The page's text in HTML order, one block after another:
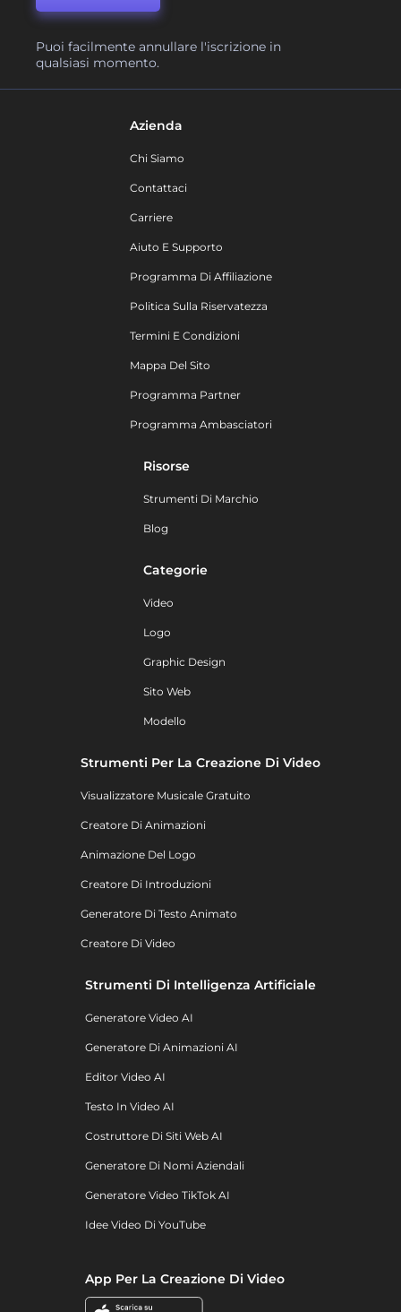
Puoi facilmente annullare l'iscrizione in
qualsiasi momento.
Azienda
Chi Siamo
Contattaci
Carriere
Aiuto E Supporto
Programma Di Affiliazione
Politica Sulla Riservatezza
Termini E Condizioni
Mappa Del Sito
Programma Partner
Programma Ambasciatori
Risorse
Strumenti Di Marchio
Blog
Categorie
Video
Logo
Graphic Design
Sito Web
Modello
Strumenti Per La Creazione Di Video
Visualizzatore Musicale Gratuito
Creatore Di Animazioni
Animazione Del Logo
Creatore Di Introduzioni
Generatore Di Testo Animato
Creatore Di Video
Strumenti Di Intelligenza Artificiale
Generatore Video AI
Generatore Di Animazioni AI
Editor Video AI
Testo In Video AI
Costruttore Di Siti Web AI
Generatore Di Nomi Aziendali
Generatore Video TikTok AI
Idee Video Di YouTube
App Per La Creazione Di Video